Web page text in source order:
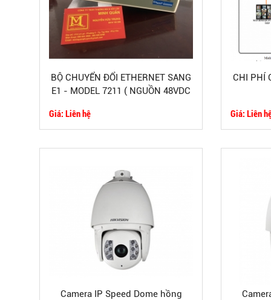
BỘ CHUYỂN ĐỔI ETHERNET SANG
E1 - MODEL 7211 ( NGUỒN 48VDC
Giá: Liên hệ
CHI PHÍ
Giá: Liên
Camera IP Speed Dome hồng